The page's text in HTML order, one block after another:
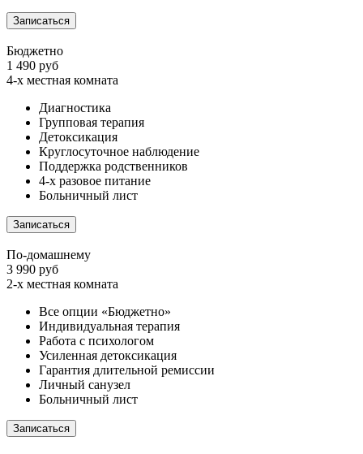
Записаться
Бюджетно
1 490 руб
4-х местная комната
Диагностика
Групповая терапия
Детоксикация
Круглосуточное наблюдение
Поддержка родственников
4-х разовое питание
Больничный лист
Записаться
По-домашнему
3 990 руб
2-х местная комната
Все опции «Бюджетно»
Индивидуальная терапия
Работа с психологом
Усиленная детоксикация
Гарантия длительной ремиссии
Личный санузел
Больничный лист
Записаться